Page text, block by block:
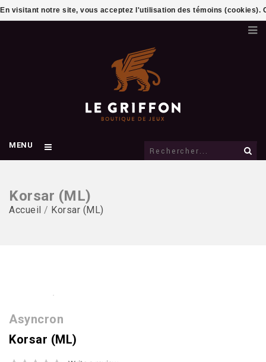
MENU
Korsar (ML)
Accueil / Korsar (ML)
Asyncron
Korsar (ML)
En visitant notre site, vous acceptez l'utilisation des témoins